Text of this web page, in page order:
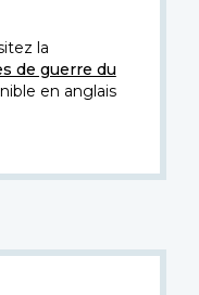
la
de guerre du
en anglais